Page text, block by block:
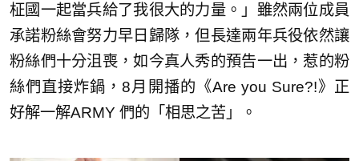
柾國一起當兵給了我很大的力量。」雖然兩位成員
承諾粉絲會努力早日歸隊，但長達兩年兵役依然讓
粉絲們十分沮喪，如今真人秀的預告一出，惹的粉
絲們直接炸鍋，8月開播的《Are you Sure?!》正
好解一解ARMY 們的「相思之苦」。